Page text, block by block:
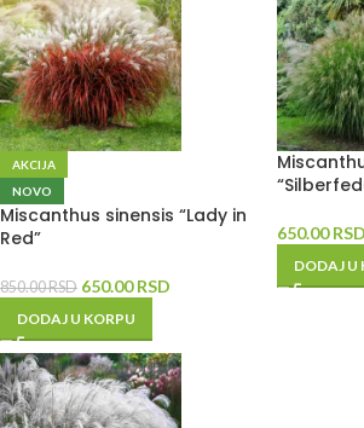
AKCIJA
NOVO
Miscanthus sinensis “Lady in
Red”
850.00RSD 650.00RSD
DODAJ U KORPU
650.00RSD
DODAJ U